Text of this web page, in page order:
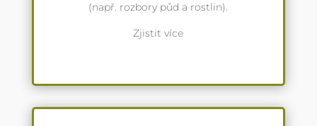
(např. rozbory půd a rostlin).
Zjistit více